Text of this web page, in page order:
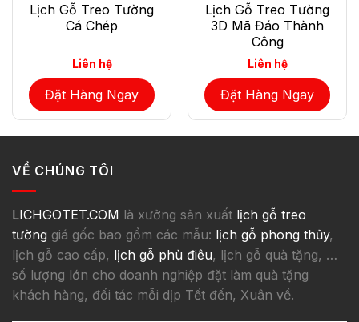
Lịch Gỗ Treo Tường
Cá Chép
Liên hệ
Đặt Hàng Ngay
Lịch Gỗ Treo Tường
3D Mã Đáo Thành
Công
Liên hệ
Đặt Hàng Ngay
VỀ CHÚNG TÔI
LICHGOTET.COM là xưởng sản xuất lịch gỗ treo
tường giá gốc bao gồm các mẫu: lịch gỗ phong thủy,
lịch gỗ cao cấp, lịch gỗ phù điêu, lịch gỗ quà tặng, …
số lượng lớn cho doanh nghiệp đặt làm quà tặng
khách hàng, đối tác mỗi dịp Tết đến, Xuân về.